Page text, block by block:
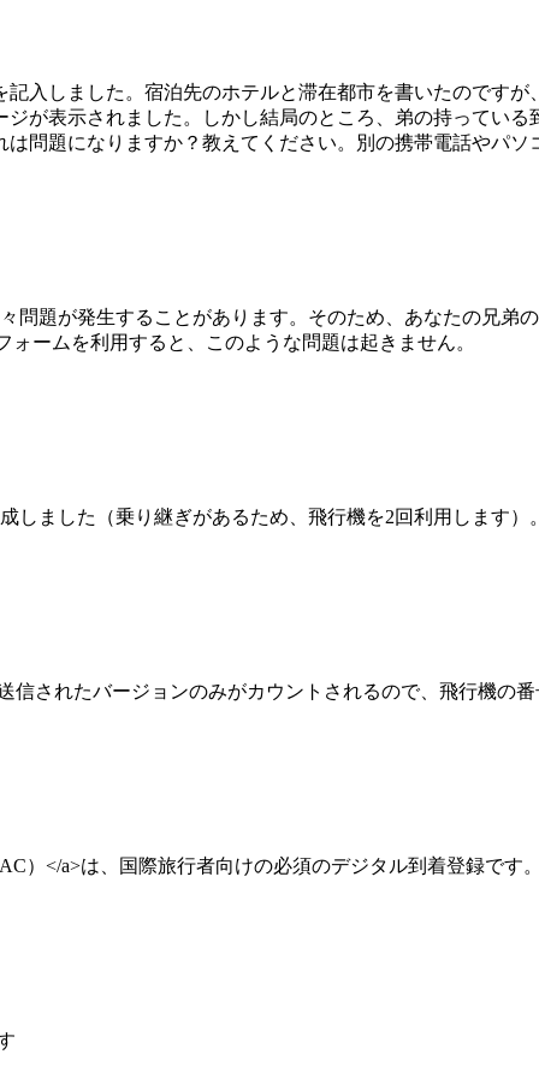
入しました。宿泊先のホテルと滞在都市を書いたのです
が表示されました。しかし結局のところ、弟の持ってい
問題になりますか？教えてください。別の携帯電話やパ
問題が発生することがあります。そのため、あなたの兄弟
ォームを利用すると、このような問題は起きません。
しました（乗り継ぎがあるため、飛行機を2回利用します）
されたバージョンのみがカウントされるので、飛行機の
）</a>は、国際旅行者向けの必須のデジタル到着登録で